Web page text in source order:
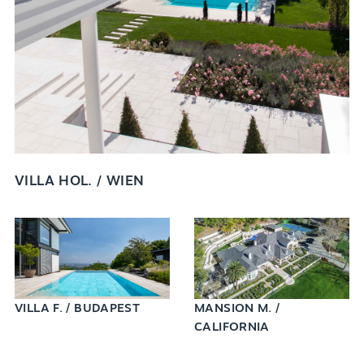
VILLA HOL. / WIEN
VILLA F. / BUDAPEST
MANSION M. /
CALIFORNIA